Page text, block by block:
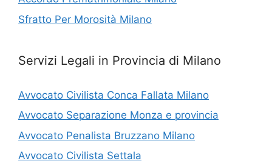
Sfratto Per Morosità Milano
Servizi Legali in Provincia di Milano
Avvocato Civilista Conca Fallata Milano
Avvocato Separazione Monza e provincia
Avvocato Penalista Bruzzano Milano
Avvocato Civilista Settala